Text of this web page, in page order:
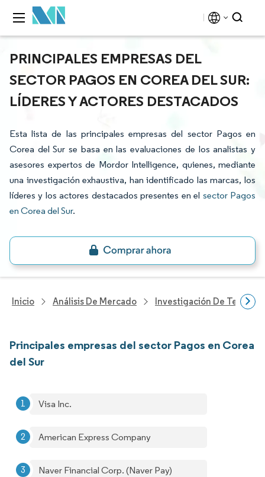
PRINCIPALES EMPRESAS DEL
SECTOR PAGOS EN COREA DEL SUR:
LÍDERES Y ACTORES DESTACADOS
Esta lista de las principales empresas del sector Pagos en
Corea del Sur se basa en las evaluaciones de los analistas y
asesores expertos de Mordor Intelligence, quienes, mediante
una investigación exhaustiva, han identificado las marcas, los
líderes y los actores destacados presentes en el sector Pagos
en Corea del Sur.
Inicio Análisis De Mercado Investigación De
Principales empresas del sector Pagos en Corea
del Sur
Visa Inc.
American Express Company
Naver Financial Corp. (Naver Pay)